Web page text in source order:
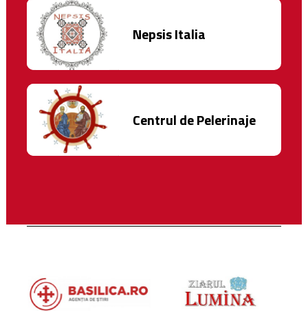
Nepsis Italia
Centrul de Pelerinaje